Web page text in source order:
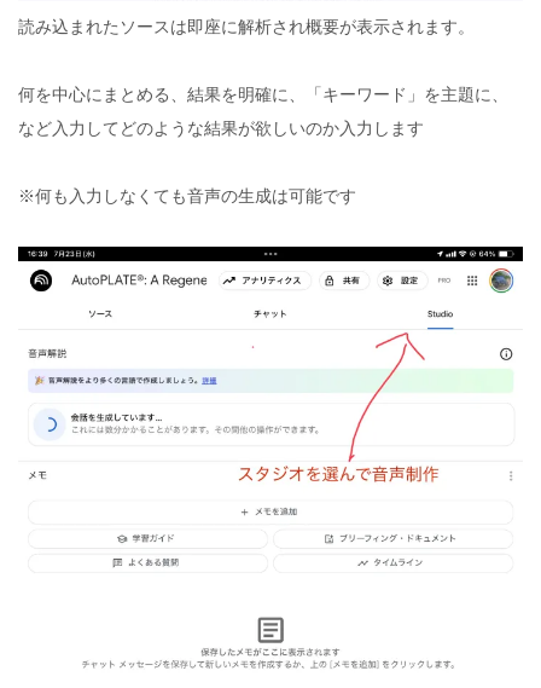
読み込まれたソースは即座に解析され概要が表示されます。
何を中心にまとめる、結果を明確に、「キーワード」を主題に、
など入力してどのような結果が欲しいのか入力します
※何も入力しなくても音声の生成は可能です